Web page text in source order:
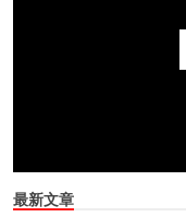
最新文章